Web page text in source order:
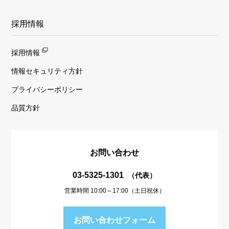
採用情報
採用情報
情報セキュリティ方針
プライバシーポリシー
品質方針
お問い合わせ
03-5325-1301 （代表）
営業時間 10:00～17:00（土日祝休）
お問い合わせフォーム